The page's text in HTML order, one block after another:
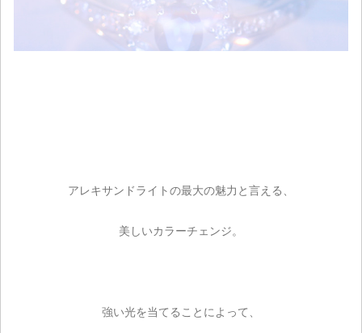
アレキサンドライトの最大の魅力と言える、
美しいカラーチェンジ。
強い光を当てることによって、